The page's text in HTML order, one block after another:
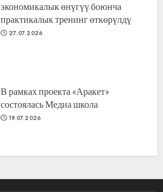
экономикалык өнүгүү боюнча
практикалык тренинг өткөрүлдү
27.07.2026
В рамках проекта «Аракет»
состоялась Медиа школа
19.07.2026